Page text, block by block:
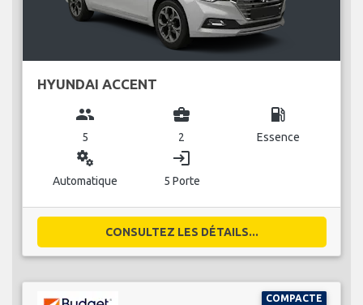
HYUNDAI ACCENT
group
5
business_center
2
local_gas_station
Essence
miscellaneous_services
Automatique
login
5 Porte
CONSULTEZ LES DÉTAILS...
COMPACTE